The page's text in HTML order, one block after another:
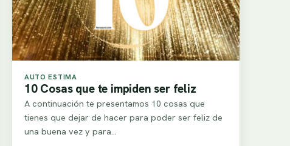
AUTO ESTIMA
10 Cosas que te impiden ser feliz
A continuación te presentamos 10 cosas que
tienes que dejar de hacer para poder ser feliz de
una buena vez y para…